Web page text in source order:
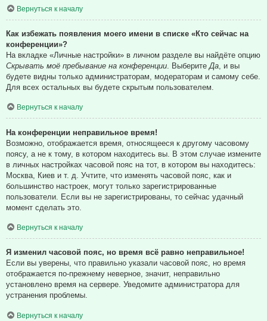
Вернуться к началу
Как избежать появления моего имени в списке «Кто сейчас на
конференции»?
На вкладке «Личные настройки» в личном разделе вы найдёте опцию
Скрывать моё пребывание на конференции . Выберите Да , и вы
будете видны только администраторам, модераторам и самому себе.
Для всех остальных вы будете скрытым пользователем.
Вернуться к началу
На конференции неправильное время!
Возможно, отображается время, относящееся к другому часовому
поясу, а не к тому, в котором находитесь вы. В этом случае измените
в личных настройках часовой пояс на тот, в котором вы находитесь:
Москва, Киев и т. д. Учтите, что изменять часовой пояс, как и
большинство настроек, могут только зарегистрированные
пользователи. Если вы не зарегистрированы, то сейчас удачный
момент сделать это.
Вернуться к началу
Я изменил часовой пояс, но время всё равно неправильное!
Если вы уверены, что правильно указали часовой пояс, но время
отображается по-прежнему неверное, значит, неправильно
установлено время на сервере. Уведомите администратора для
устранения проблемы.
Вернуться к началу